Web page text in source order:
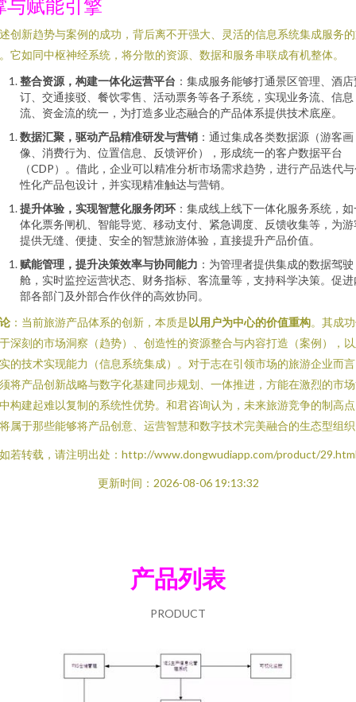
与赋能引擎
创新趋势与案例的成功，背后离不开强大、灵活的信息系统集成服务
它如同中枢神经系统，将分散的资源、数据和服务串联成有机整体。
整合资源，构建一体化运营平台 ：集成服务能够打通景区管理、酒
订、交通接驳、餐饮零售、活动票务等各子系统，实现业务流、信息
流、资金流的统一，为打造多业态融合的产品体系提供技术底座。
数据汇聚，驱动产品精准研发与营销 ：通过集成各类数据源（游客画
像、消费行为、位置信息、反馈评价），形成统一的客户数据平台
（CDP）。借此，企业可以精准分析市场需求趋势，进行产品迭代
性化产品包设计，并实现精准触达与营销。
提升体验，实现智慧化服务闭环 ：集成线上线下一体化服务系统，
体化票务闸机、智能导览、移动支付、紧急调度、反馈收集等，为游
提供无缝、便捷、安全的智慧旅游体验，直接提升产品价值。
赋能管理，提升决策效率与协同能力 ：为管理者提供集成的数据驾驶
舱，实时监控运营状态、财务指标、客流量等，支持科学决策。促进
部各部门及外部合作伙伴的高效协同。
：当前旅游产品体系的创新，本质是以用户为中心的价值重构。其成
深刻的市场洞察（趋势）、创造性的资源整合与内容打造（案例），
的技术实现能力（信息系统集成）。对于志在引领市场的旅游企业而
将产品创新战略与数字化基建同步规划、一体推进，方能在激烈的市
构建起难以复制的系统性优势。和君咨询认为，未来旅游竞争的制高
属于那些能够将产品创意、运营智慧和数字技术完美融合的生态型组
若转载，请注明出处：http://www.dongwudiapp.com/product/
更新时间：2026-08-06 19:13:32
产品列表
PRODUCT